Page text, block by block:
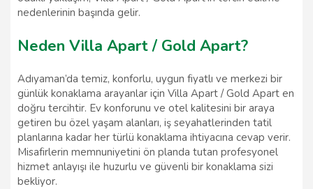
nedenlerinin başında gelir.
Neden Villa Apart / Gold Apart?
Adıyaman’da temiz, konforlu, uygun fiyatlı ve merkezi bir
günlük konaklama arayanlar için Villa Apart / Gold Apart en
doğru tercihtir. Ev konforunu ve otel kalitesini bir araya
getiren bu özel yaşam alanları, iş seyahatlerinden tatil
planlarına kadar her türlü konaklama ihtiyacına cevap verir.
Misafirlerin memnuniyetini ön planda tutan profesyonel
hizmet anlayışı ile huzurlu ve güvenli bir konaklama sizi
bekliyor.